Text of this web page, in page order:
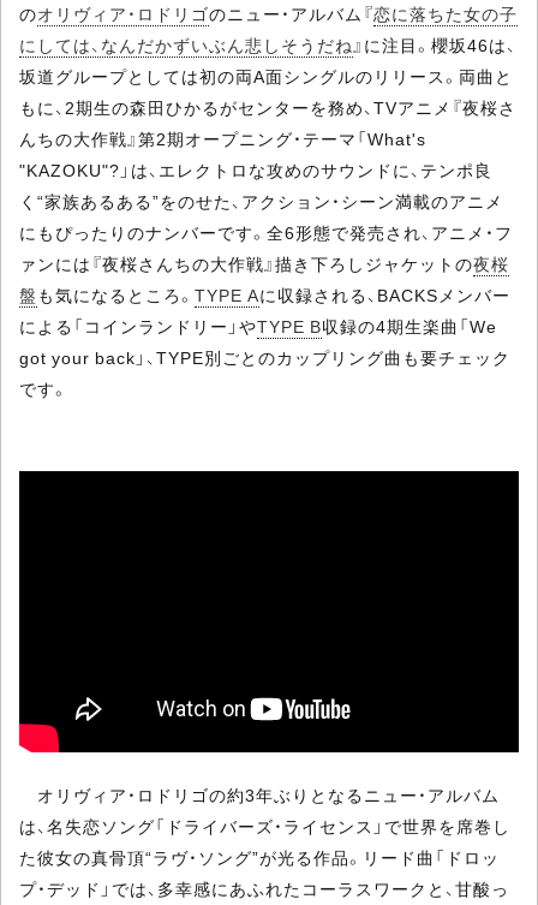
のオリヴィア・ロドリゴのニュー・アルバム『恋に落ちた女の子
にしては、なんだかずいぶん悲しそうだね』に注目。櫻坂46は、
坂道グループとしては初の両A面シングルのリリース。両曲と
もに、2期生の森田ひかるがセンターを務め、TVアニメ『夜桜さ
んちの大作戦』第2期オープニング・テーマ「What's
"KAZOKU"?」は、エレクトロな攻めのサウンドに、テンポ良
く“家族あるある”をのせた、アクション・シーン満載のアニメ
にもぴったりのナンバーです。全6形態で発売され、アニメ・フ
ァンには『夜桜さんちの大作戦』描き下ろしジャケットの夜桜
盤 も気になるところ。 TYPE Aに収録される、BACKSメンバー
による「コインランドリー」やTYPE B収録の4期生楽曲「We
got your back」、TYPE別ごとのカップリング曲も要チェック
です。
オリヴィア・ロドリゴの約3年ぶりとなるニュー・アルバム
は、名失恋ソング「ドライバーズ・ライセンス」で世界を席巻し
た彼女の真骨頂“ラヴ・ソング”が光る作品。リード曲「ドロッ
プ・デッド」では、多幸感にあふれたコーラスワークと、甘酸っ